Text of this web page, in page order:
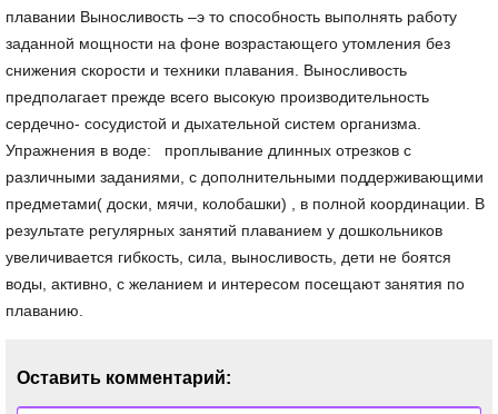
плавании Выносливость –э то способность выполнять работу
заданной мощности на фоне возрастающего утомления без
снижения скорости и техники плавания. Выносливость
предполагает прежде всего высокую производительность
сердечно- сосудистой и дыхательной систем организма.
Упражнения в воде: проплывание длинных отрезков с
различными заданиями, с дополнительными поддерживающими
предметами( доски, мячи, колобашки) , в полной координации. В
результате регулярных занятий плаванием у дошкольников
увеличивается гибкость, сила, выносливость, дети не боятся
воды, активно, с желанием и интересом посещают занятия по
плаванию.
Оставить комментарий: